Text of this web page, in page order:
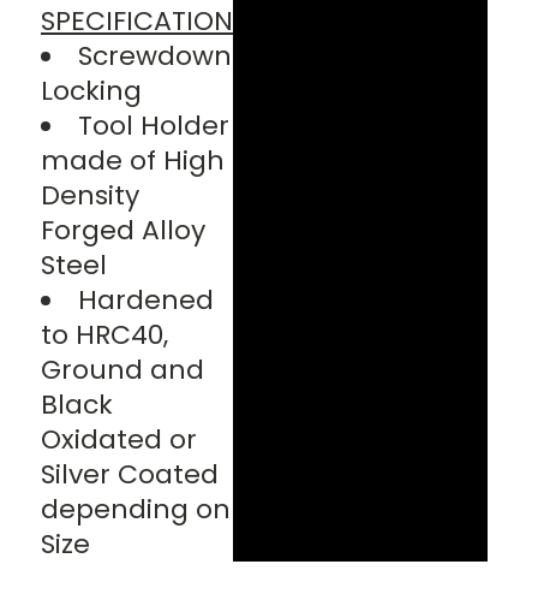
SPECIFICATION
Screwdown
Locking
Tool Holder
made of High
Density
Forged Alloy
Steel
Hardened
to HRC40,
Ground and
Black
Oxidated or
Silver Coated
depending on
Size